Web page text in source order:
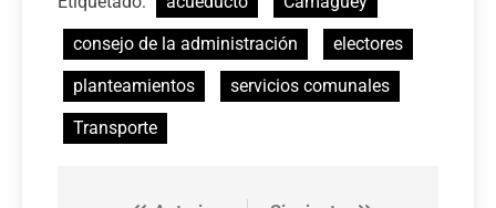
consejo de la administración
electores
planteamientos
servicios comunales
Transporte